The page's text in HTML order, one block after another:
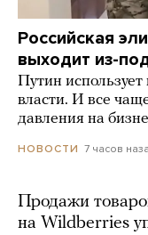
Российская
выходит из-
Путин
власти. И все
давления на
НОВОСТИ 7 часов
Продажи
на Wildberries